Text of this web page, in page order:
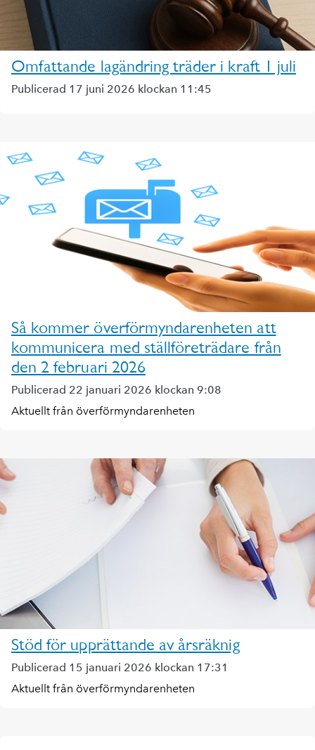
Omfattande lagändring träder i kraft 1 juli
Publicerad 17 juni 2026 klockan 11:45
Så kommer överförmyndarenheten att
kommunicera med ställföreträdare från
den 2 februari 2026
Publicerad 22 januari 2026 klockan 9:08
Aktuellt från överförmyndarenheten
Stöd för upprättande av årsräknig
Publicerad 15 januari 2026 klockan 17:31
Aktuellt från överförmyndarenheten